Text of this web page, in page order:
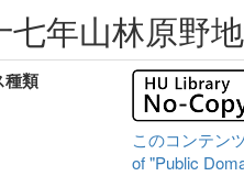
七年山林原野
種類
このコンテン
of "Public